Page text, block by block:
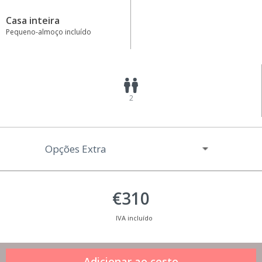
Casa inteira
Pequeno-almoço incluído
2
Opções Extra
€310
IVA incluído